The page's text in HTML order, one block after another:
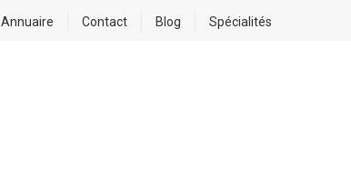
Annuaire Contact Blog Spécialités